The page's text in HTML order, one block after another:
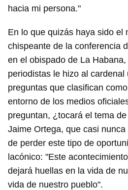
hacia mi persona."
En lo que quizás haya sido el
chispeante de la conferencia
en el obispado de La
periodistas le hizo al cardenal
preguntas que clasifican
entorno de los medios
preguntan, ¿tocará el tema
Jaime Ortega, que casi
de perder este tipo de
lacónico: "Este
dejará huellas en la vida de
vida de nuestro pueblo".